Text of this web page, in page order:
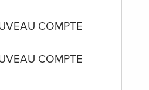
COMPTE
COMPTE